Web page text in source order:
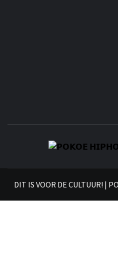
DIT IS VOOR DE CULTUUR! |